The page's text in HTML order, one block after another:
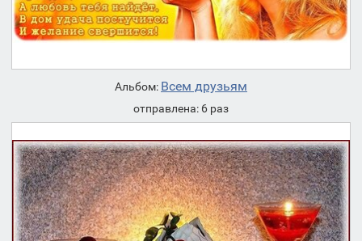
Альбом: Всем друзьям
отправлена: 6 раз